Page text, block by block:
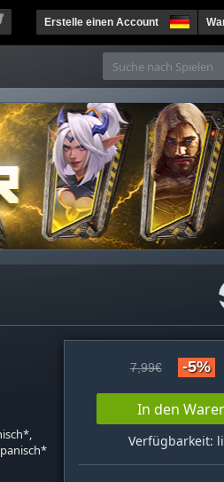
Erstelle einen Account
7,99€ -5%
In den
Verfügbarkeit: